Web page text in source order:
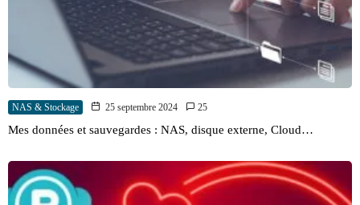
NAS & Stockage 25 septembre 2024 25
Mes données et sauvegardes : NAS, disque externe, Cloud…